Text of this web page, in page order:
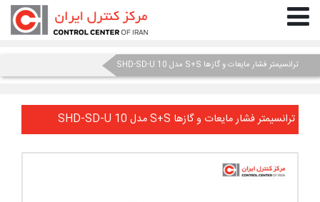
ترانسیمتر فشار مایعات و گازها S+S مدل SHD-SD-U 10
ترانسیمتر فشار مایعات و گازها S+S مدل SHD-SD-U 10